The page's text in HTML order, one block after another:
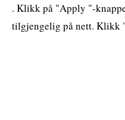
. Klikk på "Apply "-
tilgjengelig på nett. Klikk